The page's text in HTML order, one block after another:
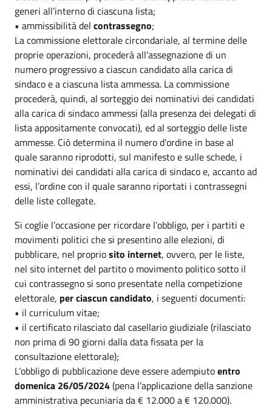
generi all’interno di ciascuna lista;
• ammissibilità del contrassegno;
La commissione elettorale circondariale, al termine delle
proprie operazioni, procederà all’assegnazione di un
numero progressivo a ciascun candidato alla carica di
sindaco e a ciascuna lista ammessa. La commissione
procederà, quindi, al sorteggio dei nominativi dei candidati
alla carica di sindaco ammessi (alla presenza dei delegati di
lista appositamente convocati), ed al sorteggio delle liste
ammesse. Ciò determina il numero d’ordine in base al
quale saranno riprodotti, sul manifesto e sulle schede, i
nominativi dei candidati alla carica di sindaco e, accanto ad
essi, l’ordine con il quale saranno riportati i contrassegni
delle liste collegate.
Si coglie l’occasione per ricordare l’obbligo, per i partiti e
movimenti politici che si presentino alle elezioni, di
pubblicare, nel propriosito internet, ovvero, per le liste,
nel sito internet del partito o movimento politico sotto il
cui contrassegno si sono presentate nella competizione
elettorale, per ciascun candidato, i seguenti documenti:
• il curriculum vitae;
• il certificato rilasciato dal casellario giudiziale (rilasciato
non prima di 90 giorni dalla data fissata per la
consultazione elettorale);
L’obbligo di pubblicazione deve essere adempiutoentro
domenica 26/05/2024(pena l’applicazione della sanzione
amministrativa pecuniaria da € 12.000 a € 120.000).